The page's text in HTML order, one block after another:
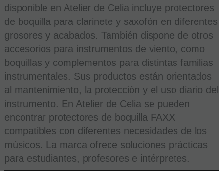
disponible en Atelier de Celia incluye protectores
de boquilla para clarinete y saxofón en diferentes
grosores y acabados. También dispone de otros
accesorios para instrumentos de viento, como
boquillas y complementos para distintas familias
instrumentales. Sus productos están orientados
al mantenimiento, la protección y el uso diario del
instrumento. En Atelier de Celia se pueden
encontrar protectores de boquilla FAXX
compatibles con diferentes necesidades de los
músicos. La marca ofrece soluciones prácticas
para estudiantes, profesores e intérpretes.